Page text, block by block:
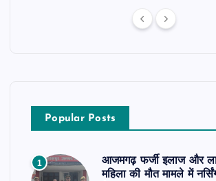
Popular Posts
1
आजमगढ़ फर्जी इलाज और
महिला की मौत मामले में